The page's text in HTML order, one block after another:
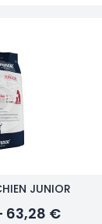
JUNIOR
63,28 €